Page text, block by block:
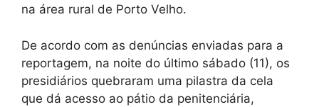
na área rural de Porto Velho.
De acordo com as denúncias enviadas para a
reportagem, na noite do último sábado (11), os
presidiários quebraram uma pilastra da cela
que dá acesso ao pátio da penitenciária,